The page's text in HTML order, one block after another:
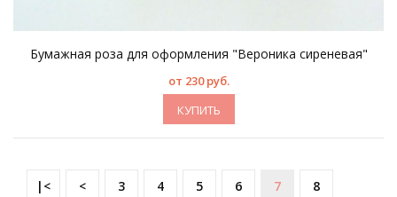
Бумажная роза для оформления "Вероника сиреневая"
от 230 руб.
КУПИТЬ
|< < 3 4 5 6 7 8